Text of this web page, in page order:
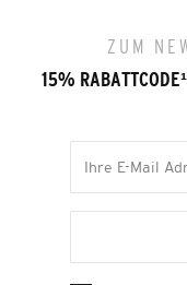
ZUM
15% RABATTCODE¹